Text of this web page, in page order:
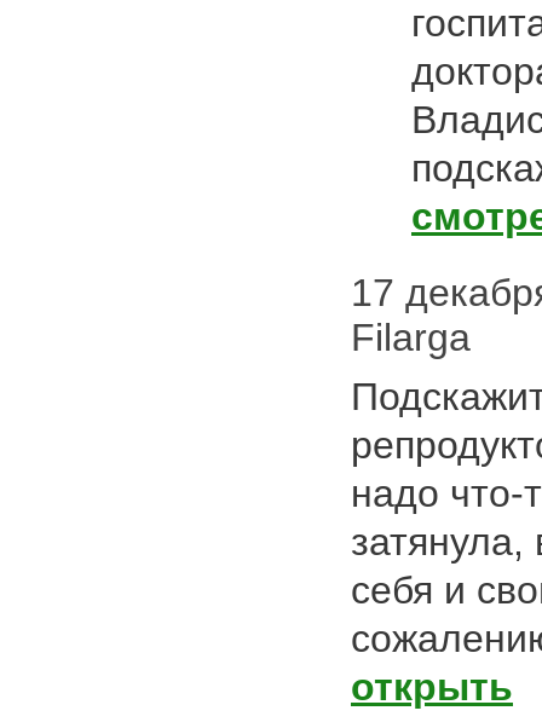
17
Filarga
надо что-
себя и
открыть